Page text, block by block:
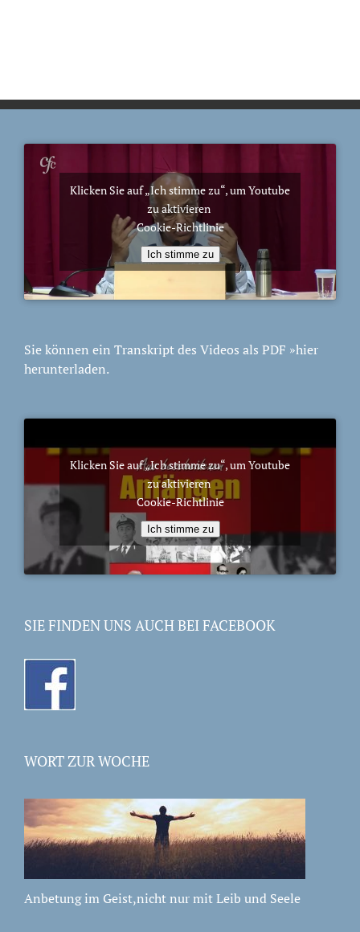
Klicken Sie auf „Ich stimme zu“, um Youtube
zu aktivieren
Cookie-Richtlinie
Ich stimme zu
Sie können ein Transkript des Videos als PDF »hier
herunterladen.
Klicken Sie auf „Ich stimme zu“, um Youtube
zu aktivieren
Cookie-Richtlinie
Ich stimme zu
SIE FINDEN UNS AUCH BEI FACEBOOK
WORT ZUR WOCHE
Anbetung im Geist,nicht nur mit Leib und Seele